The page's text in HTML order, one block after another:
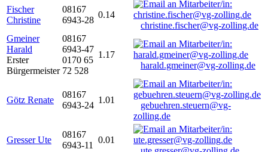
Fischer
Christine
08167
6943-28
0.14
christine.fischer@vg-zolling.de
Gmeiner
Harald
Erster
Bürgermeister
08167
6943-47
0170 65
72 528
1.17
harald.gmeiner@vg-zolling.de
Götz Renate
08167
6943-24
1.01
gebuehren.steuern@vg-
zolling.de
Gresser Ute
08167
6943-11
0.01